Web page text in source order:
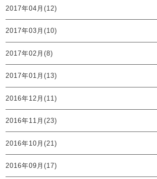
2017年04月(12)
2017年03月(10)
2017年02月(8)
2017年01月(13)
2016年12月(11)
2016年11月(23)
2016年10月(21)
2016年09月(17)